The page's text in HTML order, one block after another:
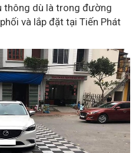
thông dù là trong đường
và lắp đặt tại Tiến Phát